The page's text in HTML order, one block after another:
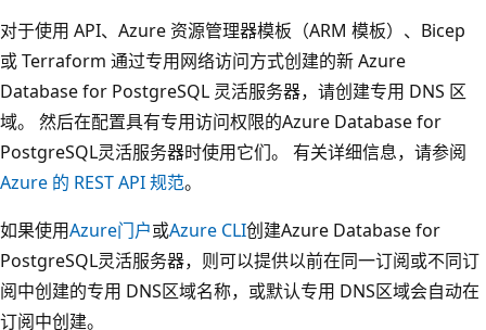
对于使用 API、Azure 资源管理器模板（ARM 模板）、Bicep
或 Terraform 通过专用网络访问方式创建的新 Azure
Database for PostgreSQL 灵活服务器，请创建专用 DNS 区
域。 然后在配置具有专用访问权限的Azure Database for
PostgreSQL灵活服务器时使用它们。 有关详细信息，请参阅
Azure 的 REST API 规范。
如果使用Azure门户或Azure CLI创建Azure Database for
PostgreSQL灵活服务器，则可以提供以前在同一订阅或不同订
阅中创建的专用 DNS区域名称，或默认专用 DNS区域会自动在
订阅中创建。